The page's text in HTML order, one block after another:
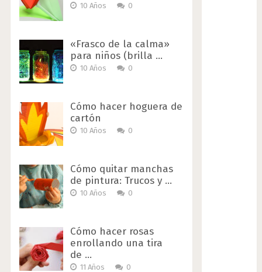
10 Años 0
«Frasco de la calma»
para niños (brilla …
10 Años 0
Cómo hacer hoguera de
cartón
10 Años 0
Cómo quitar manchas
de pintura: Trucos y …
10 Años 0
Cómo hacer rosas
enrollando una tira
de …
11 Años 0